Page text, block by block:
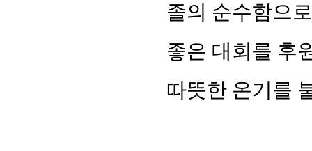
졸의 순수함으로
좋은 대회를 후
따뜻한 온기를